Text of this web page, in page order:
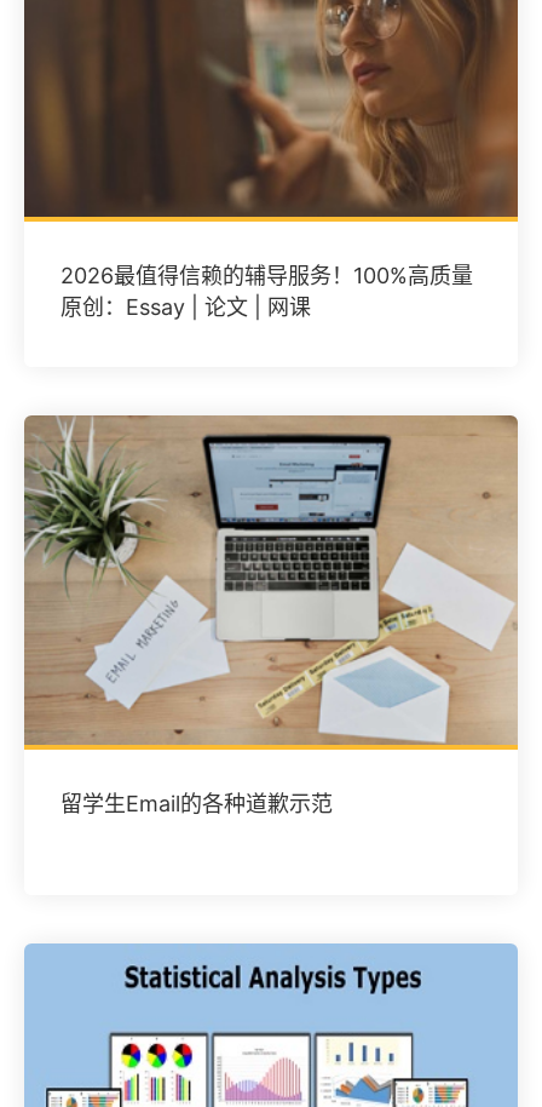
2026最值得信赖的辅导服务！100%高质量
原创：Essay | 论文 | 网课
留学生Email的各种道歉示范